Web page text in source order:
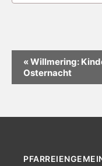
a
«Willmering:
Osternacht